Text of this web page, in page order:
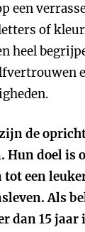
een
of
heel
de
Hun doel is
tot een
Als
dan 15 jaar